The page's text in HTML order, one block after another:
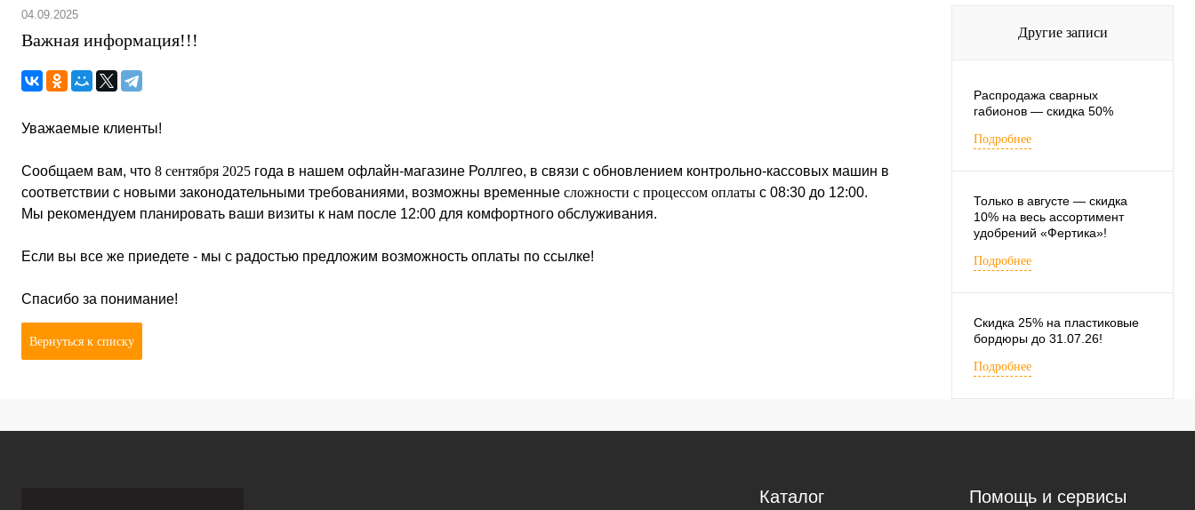
04.09.2025
Важная информация!!!
Уважаемые клиенты!
Сообщаем вам, что 8 сентября 2025 года в нашем офлайн-магазине Роллгео, в связи с обновлением контрольно-кассовых машин в
соответствии с новыми законодательными требованиями, возможны временные сложности с процессом оплаты с 08:30 до 12:00.
Мы рекомендуем планировать ваши визиты к нам после 12:00 для комфортного обслуживания.
Если вы все же приедете - мы с радостью предложим возможность оплаты по ссылке!
Спасибо за понимание!
Вернуться к списку
Другие записи
Распродажа сварных
габионов — скидка 50%
Подробнее
Только в августе — скидка
10% на весь ассортимент
удобрений «Фертика»!
Подробнее
Скидка 25% на пластиковые
бордюры до 31.07.26!
Подробнее
Каталог Помощь и сервисы